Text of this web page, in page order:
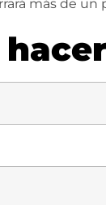
más de